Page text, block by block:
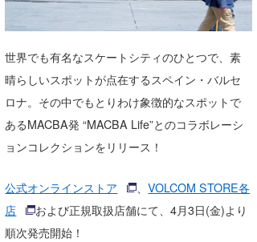
会員メニュー
世界でも有名なスケートシティのひとつで、素
晴らしいスポットが点在するスペイン・バルセ
ロナ。その中でもとりわけ象徴的なスポットで
あるMACBA発 “MACBA Life”とのコラボレーシ
ョンコレクションをリリース！
公式オンラインストア 、VOLCOM STORE各
店
および正規取扱店舗にて、4月3日(金)より
順次発売開始！
湘南
千葉北
伊豆
千葉南
四国
沖縄
お知らせ
その他
ルール＆How to
VOTE!
サーファーズ